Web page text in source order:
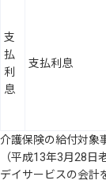
支
払
利
息
支払利息
介護保険の給付対象
（平成13年3月28日
デイサービスの会計